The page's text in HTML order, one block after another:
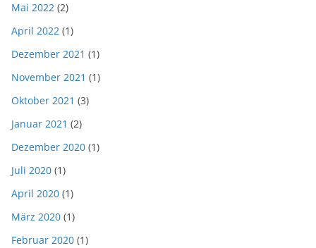
Mai 2022 (2)
April 2022 (1)
Dezember 2021 (1)
November 2021 (1)
Oktober 2021 (3)
Januar 2021 (2)
Dezember 2020 (1)
Juli 2020 (1)
April 2020 (1)
März 2020 (1)
Februar 2020 (1)